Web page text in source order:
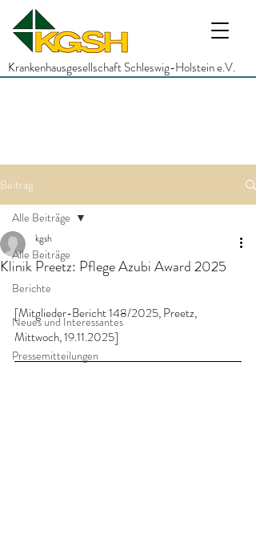
Krankenhausgesellschaft Schleswig-Holstein e.V.
Beitrag
Alle Beiträge
Berichte
Neues und Interessantes
Pressemitteilungen
Alle Beiträge
Klinik Preetz: Pflege Azubi Award 2025
kgsh
[Mitglieder-Bericht 148/2025, Preetz,
Mittwoch, 19.11.2025]